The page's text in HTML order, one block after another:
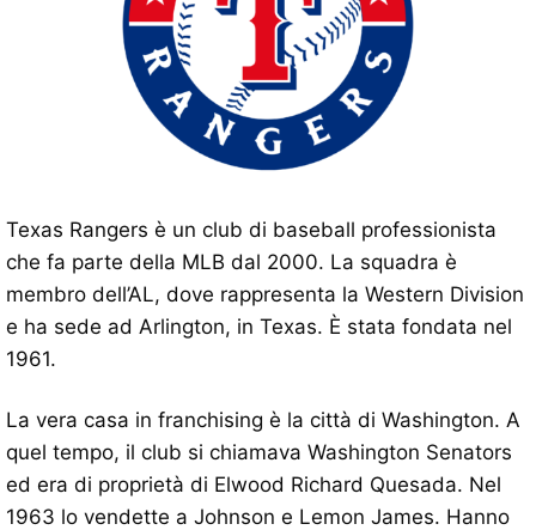
Texas Rangers è un club di baseball professionista
che fa parte della MLB dal 2000. La squadra è
membro dell’AL, dove rappresenta la Western Division
e ha sede ad Arlington, in Texas. È stata fondata nel
1961.
La vera casa in franchising è la città di Washington. A
quel tempo, il club si chiamava Washington Senators
ed era di proprietà di Elwood Richard Quesada. Nel
1963 lo vendette a Johnson e Lemon James. Hanno